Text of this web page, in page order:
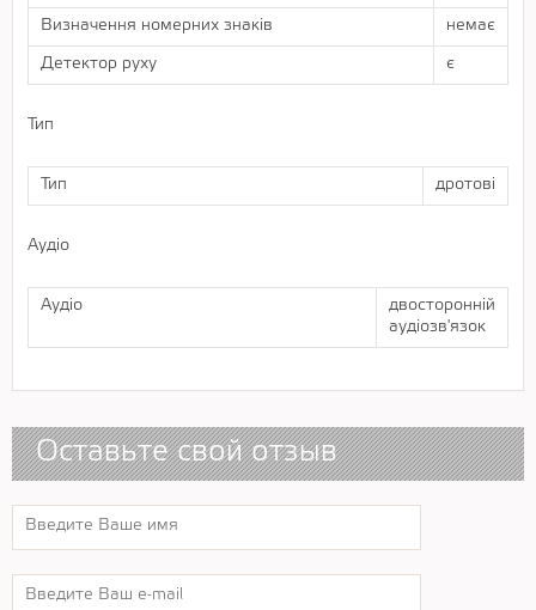
Визначення номерних знаків немає
Детектор руху є
Тип
Тип дротові
Аудіо
Аудіо
двосторонній
аудіозв'язок
Оставьте свой отзыв